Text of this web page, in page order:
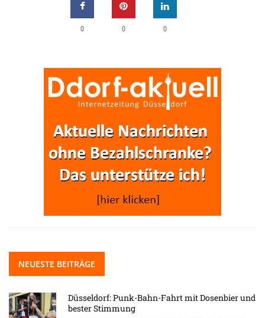
0 0 0
NEUESTE BEITRÄGE
Düsseldorf: Punk-Bahn-Fahrt mit Dosenbier und
bester Stimmung